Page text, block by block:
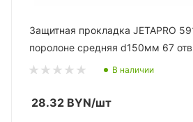
Защитная прокладка JETAPRO
поролоне средняя d150мм 67 отв
В наличии
28.32 BYN/шт